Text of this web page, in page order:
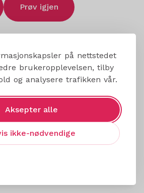
på nettstedet
brukeropplevelsen, tilby
og analysere trafikken vår.
Aksepter alle
ikke-nødvendige
Prøv igjen